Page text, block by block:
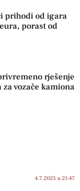
prihodi od igara
porast od
rješenje
vozače kamiona
4.7.2025 u 21:47